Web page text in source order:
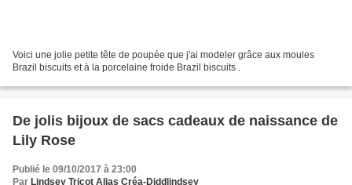
Voici une jolie petite tête de poupée que j'ai modeler grâce aux moules
Brazil biscuits et à la porcelaine froide Brazil biscuits .
De jolis bijoux de sacs cadeaux de naissance de
Lily Rose
Publié le 09/10/2017 à 23:00
Par Lindsey Tricot Alias Créa-Diddlindsey